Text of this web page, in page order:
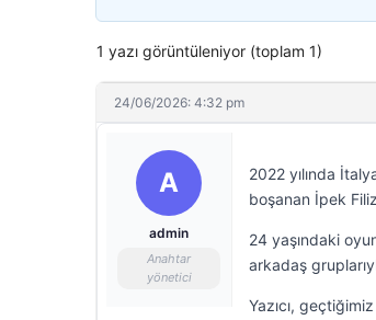
1 yazı görüntüleniyor (toplam 1)
24/06/2026: 4:32 pm
A
admin
Anahtar
yönetici
2022 yılında
boşanan İpek
24 yaşındaki
arkadaş
Yazıcı,